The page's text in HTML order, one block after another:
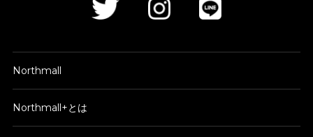
Northmall
Northmall+とは